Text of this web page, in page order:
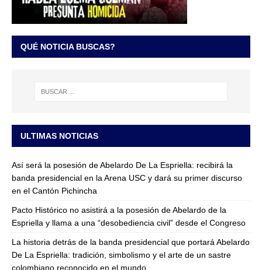
QUÉ NOTICIA BUSCAS?
ULTIMAS NOTICIAS
Así será la posesión de Abelardo De La Espriella: recibirá la
banda presidencial en la Arena USC y dará su primer discurso
en el Cantón Pichincha
Pacto Histórico no asistirá a la posesión de Abelardo de la
Espriella y llama a una “desobediencia civil” desde el Congreso
La historia detrás de la banda presidencial que portará Abelardo
De La Espriella: tradición, simbolismo y el arte de un sastre
colombiano reconocido en el mundo